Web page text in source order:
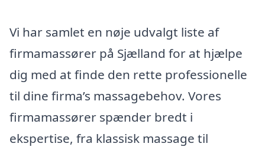
Vi har samlet en nøje udvalgt liste af
firmamassører på Sjælland for at hjælpe
dig med at finde den rette professionelle
til dine firma’s massagebehov. Vores
firmamassører spænder bredt i
ekspertise, fra klassisk massage til